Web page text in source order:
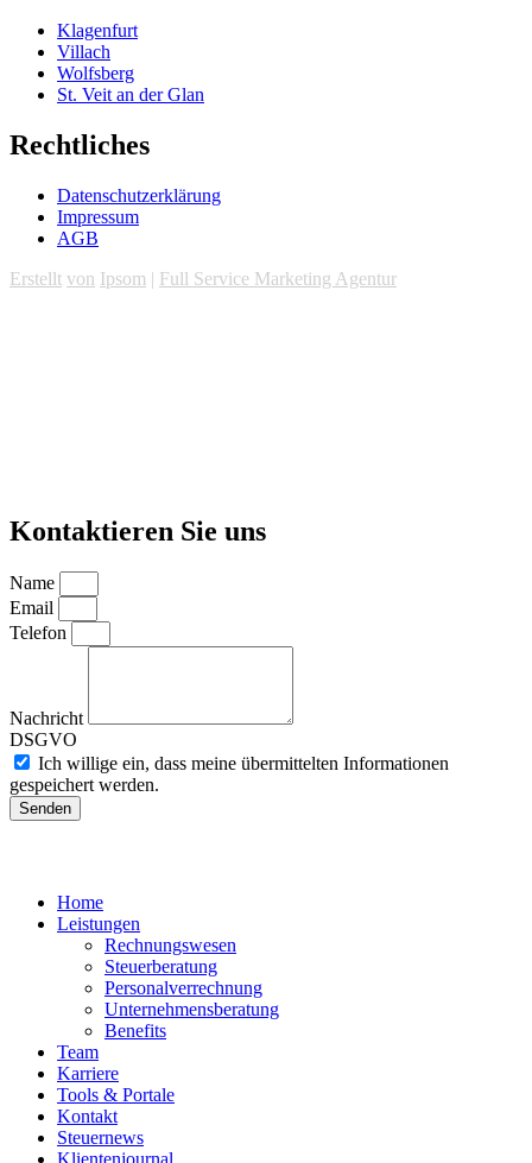
Klagenfurt
Villach
Wolfsberg
St. Veit an der Glan
Rechtliches
Datenschutzerklärung
Impressum
AGB
Erstellt von Ipsom | Full Service Marketing Agentur
Kontaktieren Sie uns
Name
Email
Telefon
Nachricht
DSGVO
Ich willige ein, dass meine übermittelten Informationen
gespeichert werden.
Senden
Home
Leistungen
Rechnungswesen
Steuerberatung
Personalverrechnung
Unternehmensberatung
Benefits
Team
Karriere
Tools & Portale
Kontakt
Steuernews
Klientenjournal